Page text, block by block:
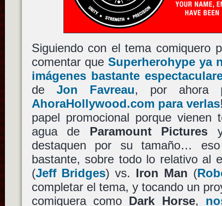
Siguiendo con el tema comiquero
comentar que Superherohype ya
imágenes bastante
de Jon Favreau, por ahora
AhoraHollywood.com para verlas
papel promocional porque
agua de Paramount Pictures
destaquen por su tamaño…
bastante, sobre todo lo relativo al
(Jeff Bridges) vs. Iron Man (
completar el tema, y tocando un
comiquera como Dark Horse,